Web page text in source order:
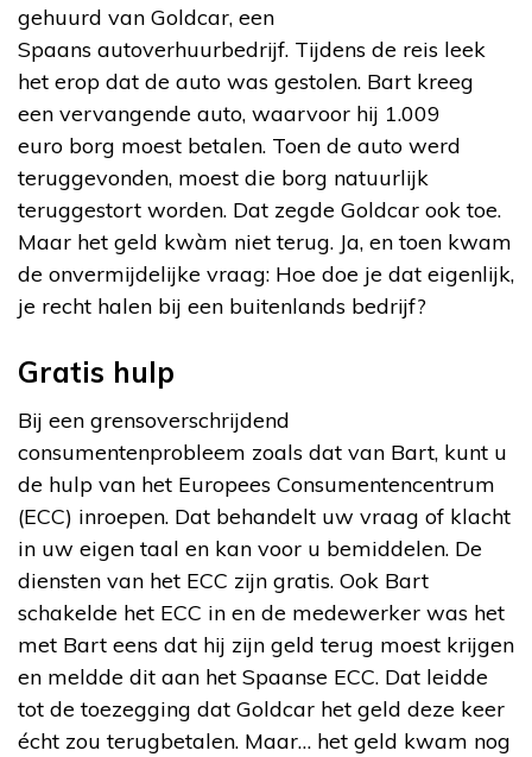
gehuurd van Goldcar, een
Spaans autoverhuurbedrijf. Tijdens de reis leek
het erop dat de auto was gestolen. Bart kreeg
een vervangende auto, waarvoor hij 1.009
euro borg moest betalen. Toen de auto werd
teruggevonden, moest die borg natuurlijk
teruggestort worden. Dat zegde Goldcar ook toe.
Maar het geld kwàm niet terug. Ja, en toen kwam
de onvermijdelijke vraag: Hoe doe je dat eigenlijk,
je recht halen bij een buitenlands bedrijf?
Gratis hulp
Bij een grensoverschrijdend
consumentenprobleem zoals dat van Bart, kunt u
de hulp van het Europees Consumentencentrum
(ECC) inroepen. Dat behandelt uw vraag of klacht
in uw eigen taal en kan voor u bemiddelen. De
diensten van het ECC zijn gratis. Ook Bart
schakelde het ECC in en de medewerker was het
met Bart eens dat hij zijn geld terug moest krijgen
en meldde dit aan het Spaanse ECC. Dat leidde
tot de toezegging dat Goldcar het geld deze keer
écht zou terugbetalen. Maar… het geld kwam nog